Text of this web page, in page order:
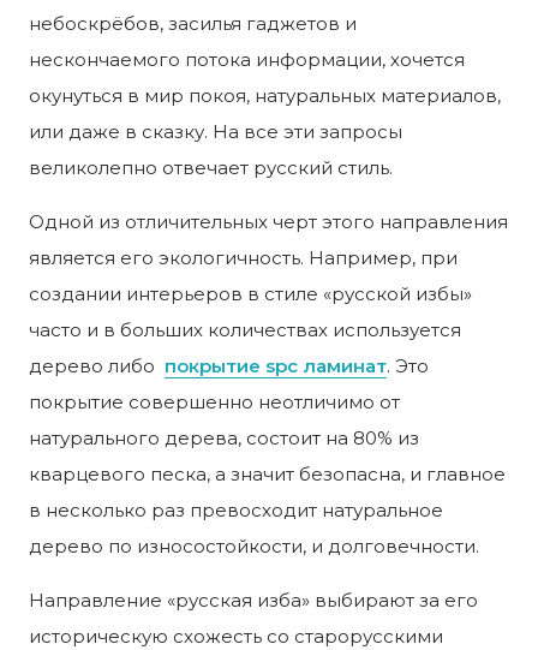
небоскрёбов, засилья гаджетов и
нескончаемого потока информации, хочется
окунуться в мир покоя, натуральных материалов,
или даже в сказку. На все эти запросы
великолепно отвечает русский стиль.
Одной из отличительных черт этого направления
является его экологичность. Например, при
создании интерьеров в стиле «русской избы»
часто и в больших количествах используется
дерево либо покрытие spc ламинат. Это
покрытие совершенно неотличимо от
натурального дерева, состоит на 80% из
кварцевого песка, а значит безопасна, и главное
в несколько раз превосходит натуральное
дерево по износостойкости, и долговечности.
Направление «русская изба» выбирают за его
историческую схожесть со старорусскими